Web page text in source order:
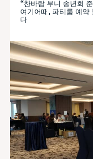
“찬바람 부니 송년회
여기어때, 파티룸 예약
다